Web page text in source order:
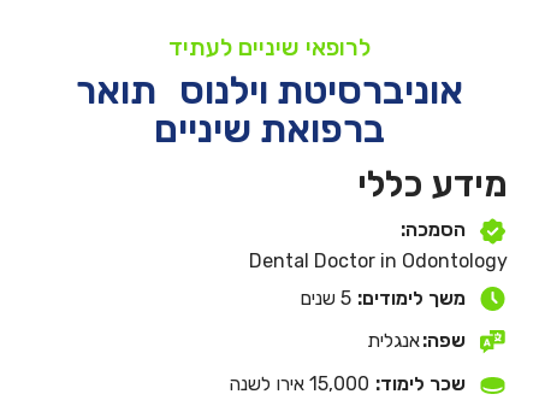
לרופאי שיניים לעתיד
אוניברסיטת וילנוס תואר
ברפואת שיניים
מידע כללי
הסמכה:
Dental Doctor in Odontology
משך לימודים: 5 שנים
שפה:אנגלית
שכר לימוד: 15,000 אירו לשנה